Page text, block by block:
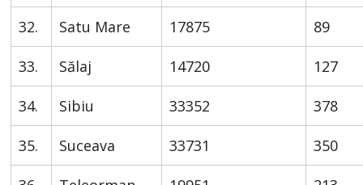
32. Satu Mare 17875 89
33. Sălaj 14720 127
34. Sibiu 33352 378
35. Suceava 33731 350